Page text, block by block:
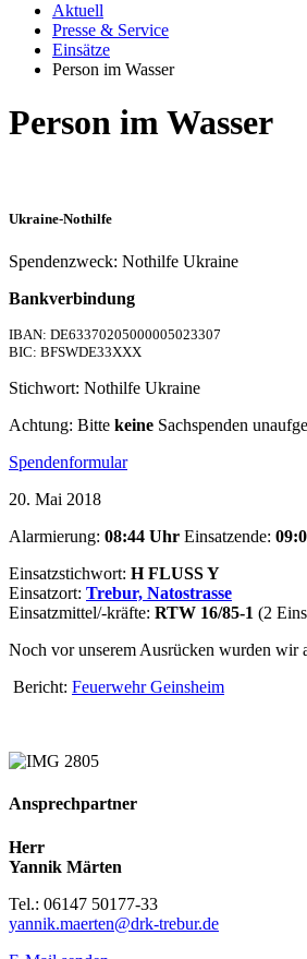
Aktuell
Presse & Service
Einsätze
Person im Wasser
Person im Wasser
Ukraine-Nothilfe
Spendenzweck: Nothilfe Ukraine
Bankverbindung
IBAN: DE63370205000005023307
BIC: BFSWDE33XXX
Stichwort: Nothilfe Ukraine
Achtung: Bitte keine Sachspenden
Spendenformular
20. Mai 2018
Alarmierung: 08:44 Uhr Einsatzende:
Einsatzstichwort: H FLUSS Y
Einsatzort: Trebur, Natostrasse
Einsatzmittel/-kräfte: RTW 16/85-1 (2
Noch vor unserem Ausrücken wurden wir
Bericht: Feuerwehr Geinsheim
Ansprechpartner
Herr
Yannik Märten
Tel.: 06147 50177-33
yannik.maerten@drk-trebur.de